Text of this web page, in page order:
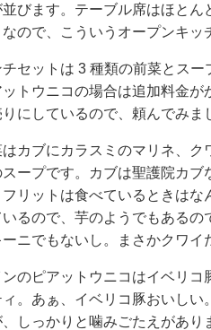
並びます。テーブル席はほと
ので、こういうオープンキッ
チセットは 3 種類の前菜とスー
ットウニコの場合は追加料金
りにしているので、頼んでみま
カブにカラスミのマリネ、ク
スープです。カブは聖護院カ
フリットは食べているときはな
いるので、芋のようでもある
ーニでもないし。まさかクワイ
ンのピアットウニコはイベリ
ィ。あぁ、イベリコ豚おいし
しっかりと噛みごたえがあ